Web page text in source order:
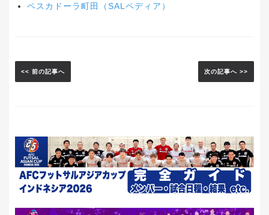
ペスカドーラ町田（SALペディア）
<< 前の記事へ 次の記事へ >>